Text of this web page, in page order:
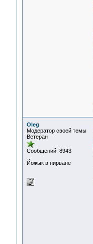
Oleg
Модератор своей темы
Ветеран
Сообщений: 8943
Йожык в нирване